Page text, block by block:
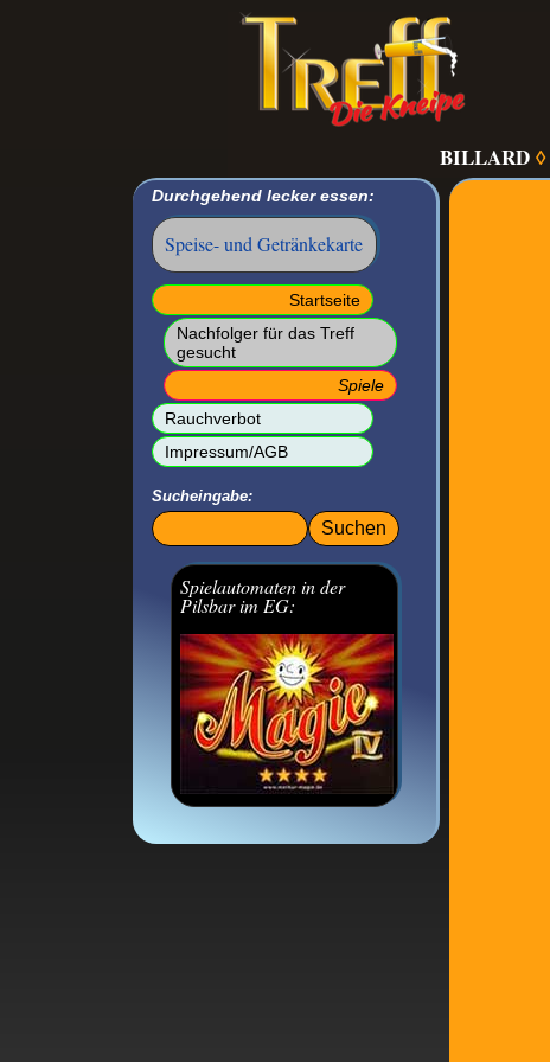
BILLARD◊
Durchgehend lecker essen:
Speise- und Getränkekarte
Navigation
überspringen
Startseite
Nachfolger für das Treff
gesucht
Spiele
Rauchverbot
Impressum/AGB
Sucheingabe:
Suchbegriffe
Spielautomaten in der
Pilsbar im EG: